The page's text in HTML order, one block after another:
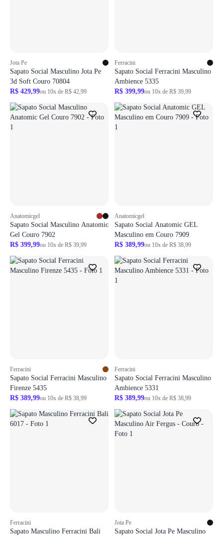
Jota Pe
Sapato Social Masculino Jota Pe
3d Soft Couro 70804
R$ 429,99ou 10x de R$ 42,99
Ferracini
Sapato Social Ferracini Masculino
Ambience 5335
R$ 399,99ou 10x de R$ 39,99
Anatomicgel
Sapato Social Masculino Anatomic
Gel Couro 7902
R$ 399,99ou 10x de R$ 39,99
Anatomicgel
Sapato Social Anatomic GEL
Masculino em Couro 7909
R$ 389,99ou 10x de R$ 38,99
Ferracini
Sapato Social Ferracini Masculino
Firenze 5435
R$ 389,99ou 10x de R$ 38,99
Ferracini
Sapato Social Ferracini Masculino
Ambience 5331
R$ 389,99ou 10x de R$ 38,99
Ferracini
Sapato Masculino Ferracini Bali
Jota Pe
Sapato Social Jota Pe Masculino